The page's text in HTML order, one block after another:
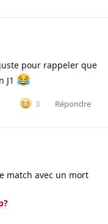
pour rappeler que
J1
3 Répondre
match avec un mort